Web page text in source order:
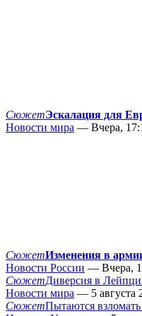
СюжетЭскалация для
Новости мира — Вчера,
СюжетИзменения в
Новости России — Вчера,
СюжетДиверсия в
Новости мира — 5 августа
СюжетПытаются